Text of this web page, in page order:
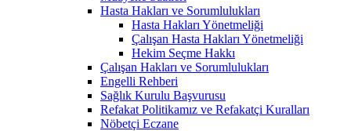
Hasta Hakları ve Sorumlulukları
Hasta Hakları Yönetmeliği
Çalışan Hasta Hakları Yönetmeliği
Hekim Seçme Hakkı
Çalışan Hakları ve Sorumlulukları
Engelli Rehberi
Sağlık Kurulu Başvurusu
Refakat Politikamız ve Refakatçi Kuralları
Nöbetçi Eczane